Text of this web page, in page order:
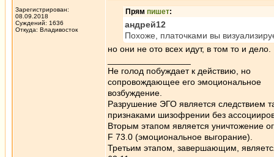
Зарегистрирован:
08.09.2018
Суждений: 1636
Откуда: Владивосток
Прям пишет:
андрей12
Похоже, платочками вы
но они не ото всех идут, в том то и
Не голод побуждает к действию, но
сопровождающее его эмоциональное
возбуждение.
Разрушение ЭГО является следствием
признаками шизофрении без
Вторым этапом является уничтожение
F 73.0 (эмоциональное выгорание).
Третьим этапом, завершающим,